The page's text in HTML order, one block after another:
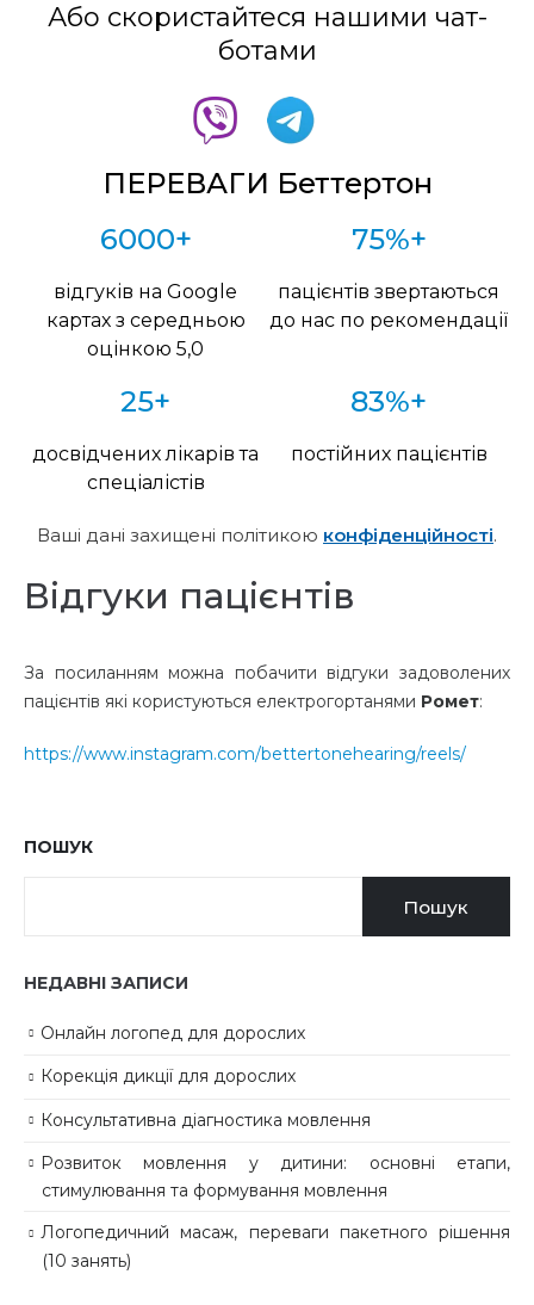
Або скористайтеся нашими чат-
ботами
ПЕРЕВАГИ Беттертон
6000+
відгуків на Google
картах з середньою
оцінкою 5,0
75%+
пацієнтів звертаються
до нас по рекомендації
25+
досвідчених лікарів та
спеціалістів
83%+
постійних пацієнтів
Ваші дані захищені політикою конфіденційності.
Відгуки пацієнтів
За посиланням можна побачити відгуки задоволених
пацієнтів які користуються електрогортанями Ромет:
https://www.instagram.com/bettertonehearing/reels/
ПОШУК
Пошук
НЕДАВНІ ЗАПИСИ
Онлайн логопед для дорослих
Корекція дикції для дорослих
Консультативна діагностика мовлення
Розвиток мовлення у дитини: основні етапи,
стимулювання та формування мовлення
Логопедичний масаж, переваги пакетного рішення
(10 занять)